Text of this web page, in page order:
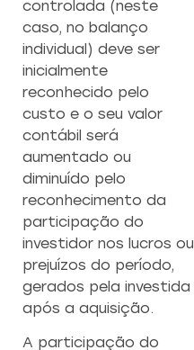
controlada (neste
caso, no balanço
individual) deve ser
inicialmente
reconhecido pelo
custo e o seu valor
contábil será
aumentado ou
diminuído pelo
reconhecimento da
participação do
investidor nos lucros ou
prejuízos do período,
gerados pela investida
após a aquisição.
A participação do